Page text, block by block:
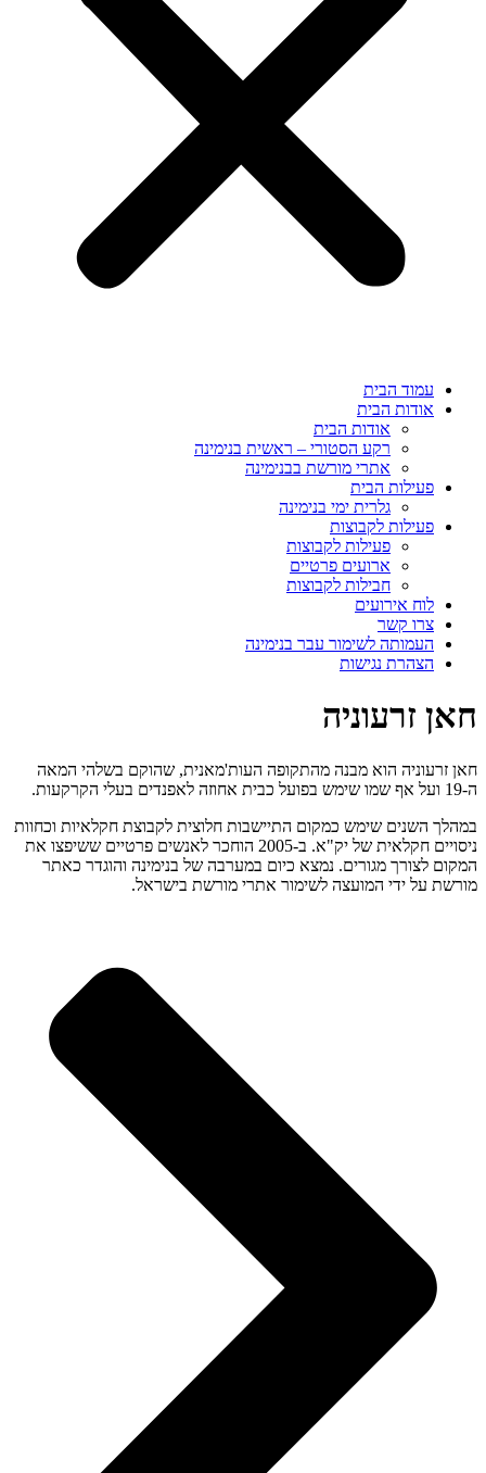
עמוד הבית
אודות הבית
אודות הבית
רקע הסטורי – ראשית בנימינה
אתרי מורשת בבנימינה
פעילות הבית
גלרית ימי בנימינה
פעילות לקבוצות
פעילות לקבוצות
ארועים פרטיים
חבילות לקבוצות
לוח אירועים
צרו קשר
העמותה לשימור עבר בנימינה
הצהרת נגישות
חאן זרעוניה
חאן זרעוניה הוא מבנה מהתקופה העות'מאנית, שהוקם בשלהי המאה
ה-19 ועל אף שמו שימש בפועל כבית אחוזה לאפנדים בעלי הקרקעות.
במהלך השנים שימש כמקום התיישבות חלוצית לקבוצת חקלאיות וכחוות
ניסויים חקלאית של יק"א. ב-2005 הוחכר לאנשים פרטיים ששיפצו את
המקום לצורך מגורים. נמצא כיום במערבה של בנימינה והוגדר כאתר
מורשת על ידי המועצה לשימור אתרי מורשת בישראל.